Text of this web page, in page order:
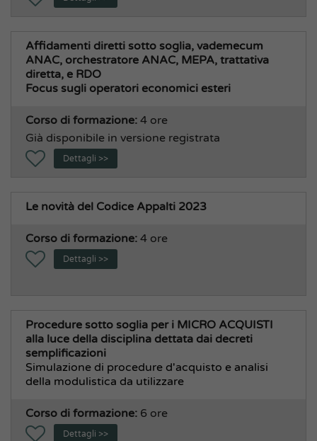
Affidamenti diretti sotto soglia, vademecum
ANAC, orchestratore ANAC, MEPA, trattativa
diretta, e RDO
Focus sugli operatori economici esteri
Corso di formazione: 4 ore
Già disponibile in versione registrata
Dettagli >>
Le novità del Codice Appalti 2023
Corso di formazione: 4 ore
Dettagli >>
Procedure sotto soglia per i MICRO ACQUISTI
alla luce della disciplina dettata dai decreti
semplificazioni
Simulazione di procedure d'acquisto e analisi
della modulistica da utilizzare
Corso di formazione: 6 ore
Dettagli >>